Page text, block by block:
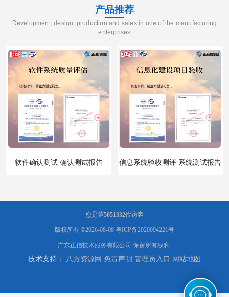
产品推荐
Development, design, production and sales in one of the manufacturing
enterprises
软件确认测试 确认测试报告 信息系统验收测评 系统测试报告
政务系统验收测试 软件测试报告 软件系统验收测试？软件验收测评的标准及政策依据？软件验收测评服务内容？
您是第5051332位访客
版权所有 ©2026-08-08 粤ICP备2020094221号
广东正信技术服务有限公司 保留所有权利.
技术支持： 八方资源网 免责声明 管理员入口 网站地图